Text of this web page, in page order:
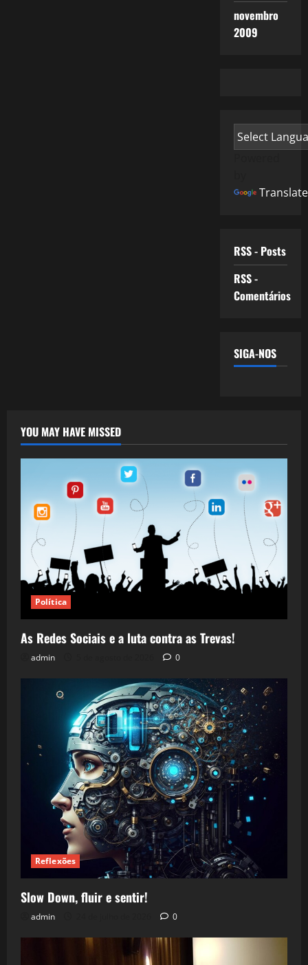
novembro
2009
Translate
RSS - Posts
RSS -
Comentários
SIGA-NOS
YOU MAY HAVE MISSED
Política
As Redes Sociais e a luta contra as Trevas!
admin 0
Reflexões
Slow Down, fluir e sentir!
admin 0